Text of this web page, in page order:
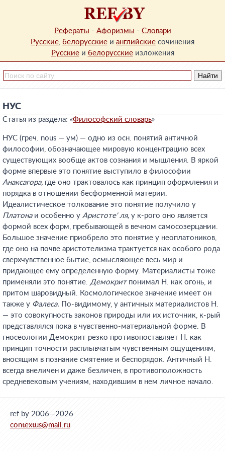
Рефераты - Афоризмы - Словари
Русские, белорусские и английские сочинения
Русскиеи белорусскиеизложения
НУС
Статья из раздела: «Философский словарь»
НУС (греч. nous — ум) — одно из осн. понятий античной
философии, обозначающее мировую концентрацию всех
существующих вообще актов сознания и мышления. В яркой
форме впервые это понятие выступило в философии
Анаксагора, где оно трактовалось как принцип оформления и
порядка в отношении бесформенной материи.
Идеалистическое толкование это понятие получило у
Платонаи особенно у Аристоте' ля, у к-рого оно является
формой всех форм, пребывающей в вечном самосозерцании.
Большое значение приобрело это понятие у неоплатоников,
где оно на почве аристотелизма трактуется как особого рода
сверхчувственное бытие, осмысляющее весь мир и
придающее ему определенную форму. Материалисты тоже
применяли это понятие. Демокритпонимал Н. как огонь, и
притом шаровидный. Космологическое значение имеет он
также у Фалеса. По-видимому, у античных материалистов Н.
— это совокупность законов природы или их источник, к-рый
представлялся пока в чувственно-материальной форме. В
гносеологии Демокрит резко противопоставляет Н. как
принцип точности расплывчатым чувственным ощущениям,
вносящим в познание смятение и беспорядок. Античный Н.
всегда внеличен и даже безличен, в противоположность
средневековым учениям, находившим в нем личное начало.
ref.by 2006—2026
contextus@mail.ru